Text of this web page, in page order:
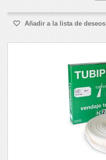
Añadir a la lista de deseos